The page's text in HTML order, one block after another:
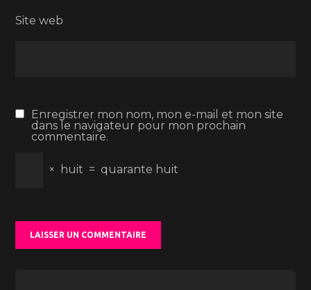
Site web
Enregistrer mon nom, mon e-mail et mon site
dans le navigateur pour mon prochain
commentaire.
× huit = quarante huit